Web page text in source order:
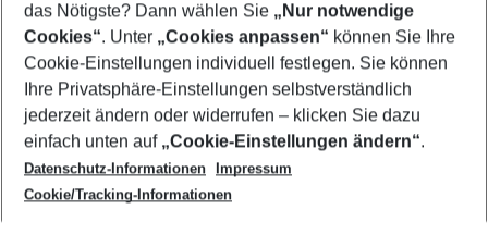
Footer
Footer navigation
Über uns
AGB
Cookie-Einstellungen ändern
Cookie-Richtlinie
Datenschutz
Service & Hilfe
Barrierefreies Reisen
Check-in
Folgen Sie uns
das Nötigste? Dann wählen Sie „Nur notwendige
Cookies“. Unter „Cookies anpassen“ können Sie Ihre
Cookie-Einstellungen individuell festlegen. Sie können
Ihre Privatsphäre-Einstellungen selbstverständlich
jederzeit ändern oder widerrufen – klicken Sie dazu
einfach unten auf „Cookie-Einstellungen ändern“.
Datenschutz-Informationen
Impressum
Cookie/Tracking-Informationen